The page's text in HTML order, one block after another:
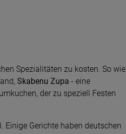
Spezialitäten zu kosten. So wie
Skabenu Zupa - eine
der zu speziell Festen
Gerichte haben deutschen